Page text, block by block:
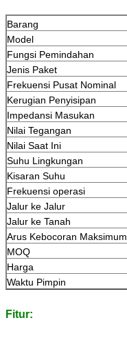
Barang
Model
Fungsi Pemindahan
Jenis Paket
Frekuensi Pusat Nominal
Kerugian Penyisipan
Impedansi Masukan
Nilai Tegangan
Nilai Saat Ini
Suhu Lingkungan
Kisaran Suhu
Frekuensi operasi
Jalur ke Jalur
Jalur ke Tanah
Arus Kebocoran Maksimum
MOQ
Harga
Waktu Pimpin
Fitur: